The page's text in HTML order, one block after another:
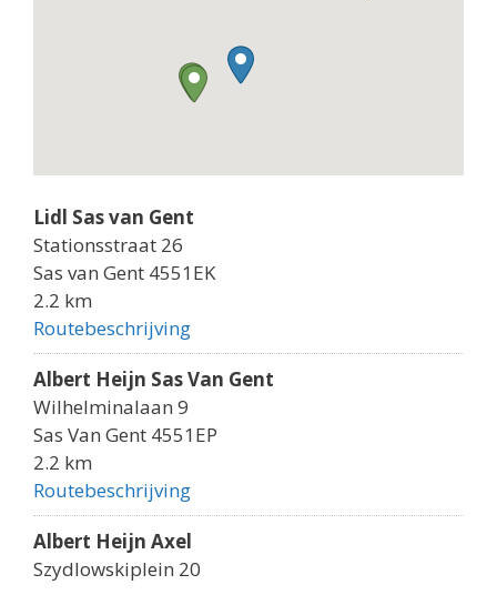
Lidl Sas van Gent
Stationsstraat 26
Sas van Gent 4551EK
2.2 km
Routebeschrijving
Albert Heijn Sas Van Gent
Wilhelminalaan 9
Sas Van Gent 4551EP
2.2 km
Routebeschrijving
Albert Heijn Axel
Szydlowskiplein 20